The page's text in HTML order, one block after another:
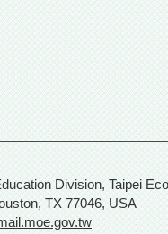
Division, Taipei
TX 77046, USA